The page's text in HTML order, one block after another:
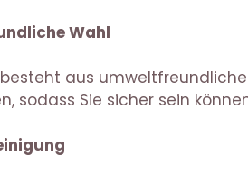
Wahl
aus
sodass Sie sicher sein